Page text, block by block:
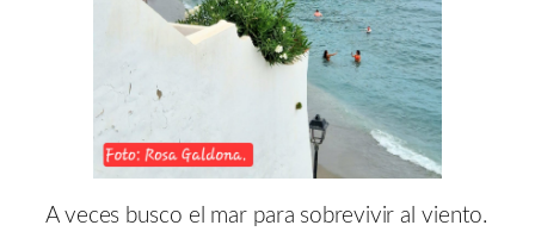
A veces busco el mar para sobrevivir al viento.